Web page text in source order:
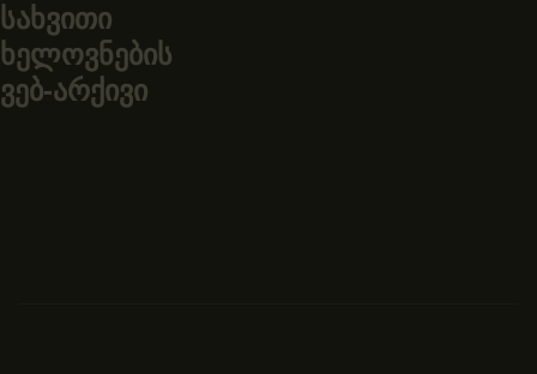
სახვითი
ხელოვნების
ვებ-არქივი